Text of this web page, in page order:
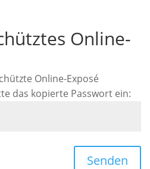
Online-
Online-Exposé
das kopierte Passwort ein:
Senden